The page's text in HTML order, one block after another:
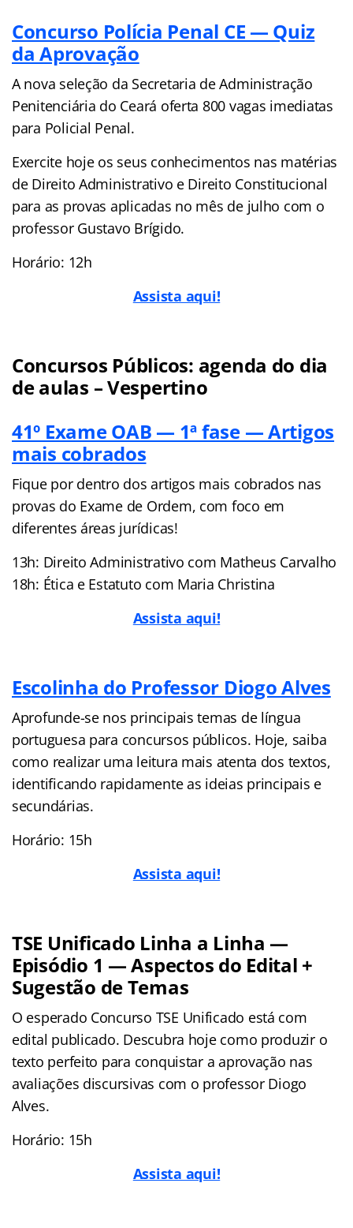
Concurso Polícia Penal CE — Quiz
da Aprovação
A nova seleção da Secretaria de Administração
Penitenciária do Ceará oferta 800 vagas imediatas
para Policial Penal.
Exercite hoje os seus conhecimentos nas matérias
de Direito Administrativo e Direito Constitucional
para as provas aplicadas no mês de julho com o
professor Gustavo Brígido.
Horário: 12h
Assista aqui!
Concursos Públicos: agenda do dia
de aulas – Vespertino
41º Exame OAB — 1ª fase — Artigos
mais cobrados
Fique por dentro dos artigos mais cobrados nas
provas do Exame de Ordem, com foco em
diferentes áreas jurídicas!
13h: Direito Administrativo com Matheus Carvalho
18h: Ética e Estatuto com Maria Christina
Assista aqui!
Escolinha do Professor Diogo Alves
Aprofunde-se nos principais temas de língua
portuguesa para concursos públicos. Hoje, saiba
como realizar uma leitura mais atenta dos textos,
identificando rapidamente as ideias principais e
secundárias.
Horário: 15h
Assista aqui!
TSE Unificado Linha a Linha —
Episódio 1 — Aspectos do Edital +
Sugestão de Temas
O esperado Concurso TSE Unificado está com
edital publicado. Descubra hoje como produzir o
texto perfeito para conquistar a aprovação nas
avaliações discursivas com o professor Diogo
Alves.
Horário: 15h
Assista aqui!